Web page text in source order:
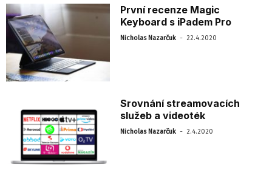
První recenze Magic
Keyboard s iPadem Pro
Nicholas Nazarčuk - 22.4.2020
Srovnání streamovacích
služeb a videoték
Nicholas Nazarčuk - 2.4.2020